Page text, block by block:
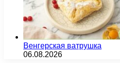
Венгерская ватрушка
06.08.2026